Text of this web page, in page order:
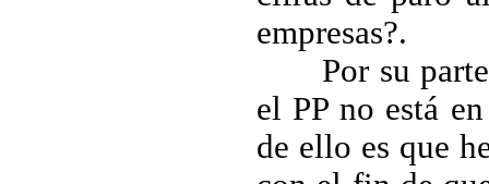
empresas?.
Por su
el PP no está
de ello es que